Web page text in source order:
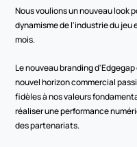
Nous voulions un nouveau look
dynamisme de l'industrie du jeu
mois.
Le nouveau branding
nouvel horizon commercial
fidèles à nos valeurs
réaliser une performance
des partenariats.